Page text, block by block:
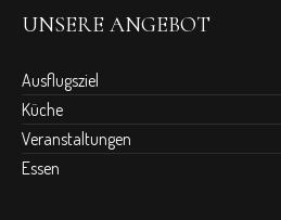
UNSERE ANGEBOT
Ausflugsziel
Küche
Veranstaltungen
Essen